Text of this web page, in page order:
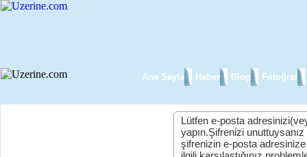
Ana Sayfa Haber Blog Fotoğraf
Lütfen e-posta
yapın.Şifrenizi
şifrenizin e-posta